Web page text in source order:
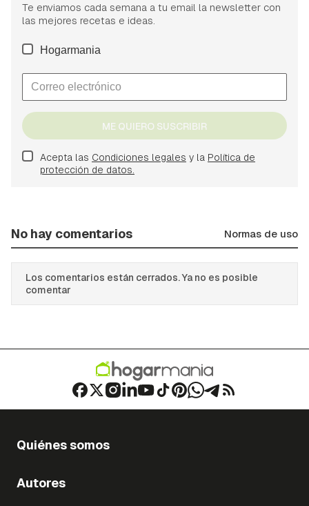
Te enviamos cada semana a tu email la newsletter con
las mejores recetas e ideas.
Hogarmania
ME QUIERO SUSCRIBIR
Acepta las Condiciones legales y la Política de
protección de datos.
No hay comentarios Normas de uso
Los comentarios están cerrados. Ya no es posible
comentar
Quiénes somos
Autores